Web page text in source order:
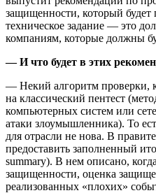
защищенности, который будет
техническое задание — это
компаниям, которые должны
— И что будет в этих
— Некий алгоритм проверки,
на классический пентест
компьютерных систем или
атаки злоумышленника). То
для отрасли не нова. В
предоставить заполненный
summary). В нем описано,
защищенности, оценка
реализованных «плохих»